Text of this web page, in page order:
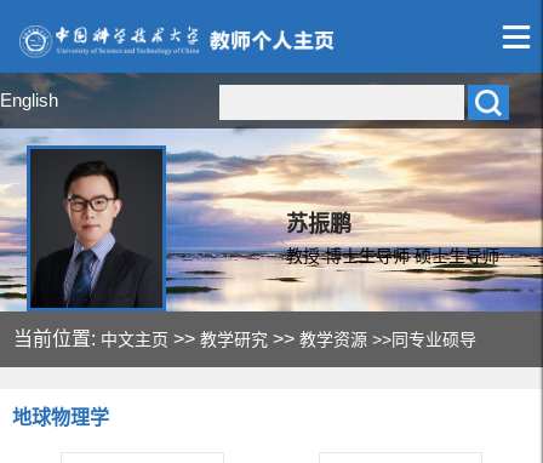
English
苏振鹏
教授 博士生导师 硕士生导师
当前位置: 中文主页 >>教学研究 >>教学资源 >>同专业硕导
地球物理学